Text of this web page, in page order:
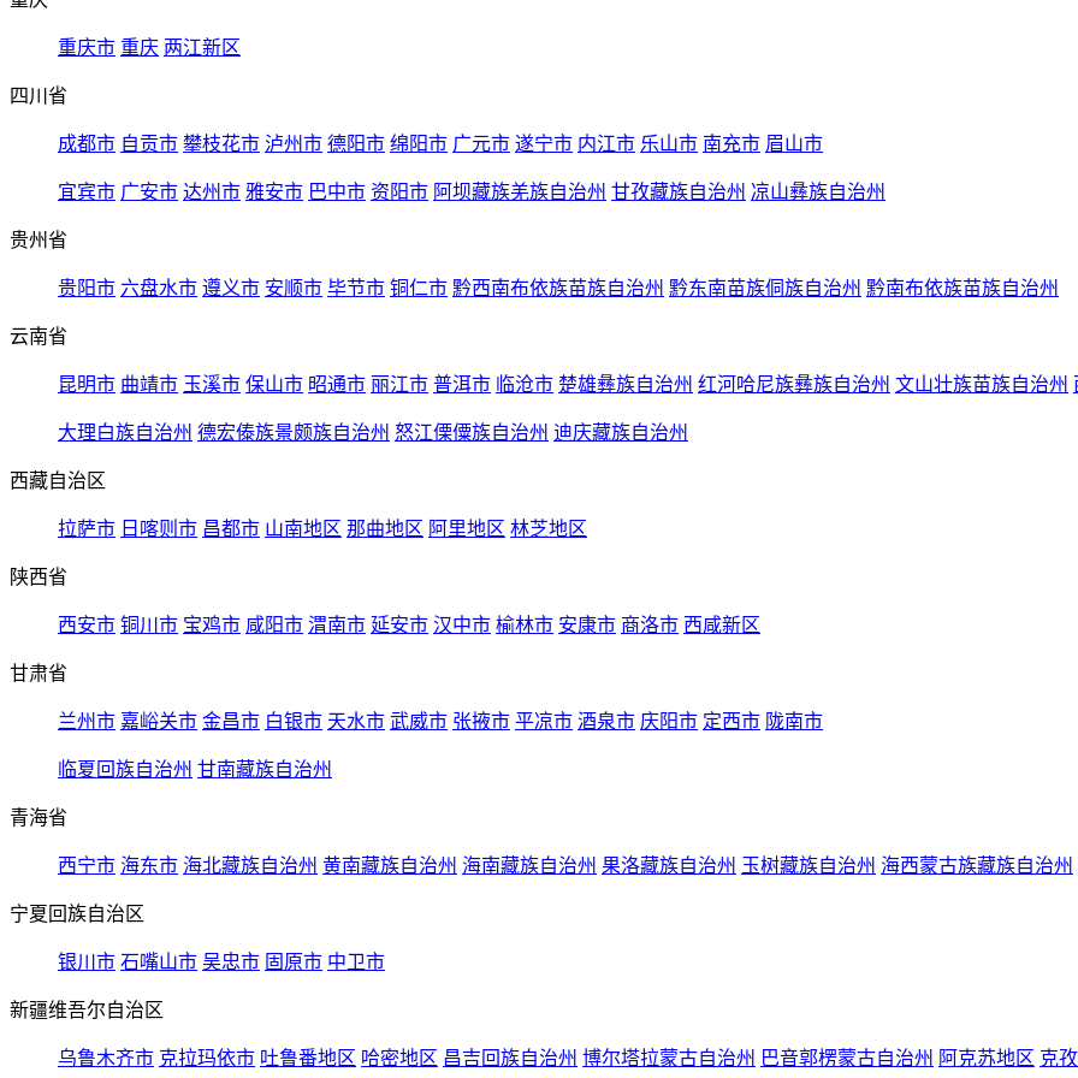
重庆市 重庆 两江新区
四川省
成都市 自贡市 攀枝花市 泸州市 德阳市 绵阳市 广元市 遂宁市 内江市 乐山市 南充市 眉山市
宜宾市 广安市 达州市 雅安市 巴中市 资阳市 阿坝藏族羌族自治州 甘孜藏族自治州 凉山彝族自治州
贵州省
贵阳市 六盘水市 遵义市 安顺市 毕节市 铜仁市 黔西南布依族苗族自治州 黔东南苗族侗族自治州 黔南布依族苗族自治州
云南省
昆明市 曲靖市 玉溪市 保山市 昭通市 丽江市 普洱市 临沧市 楚雄彝族自治州 红河哈尼族彝族自治州 文山壮族苗族自治州
大理白族自治州 德宏傣族景颇族自治州 怒江傈僳族自治州 迪庆藏族自治州
西藏自治区
拉萨市 日喀则市 昌都市 山南地区 那曲地区 阿里地区 林芝地区
陕西省
西安市 铜川市 宝鸡市 咸阳市 渭南市 延安市 汉中市 榆林市 安康市 商洛市 西咸新区
甘肃省
兰州市 嘉峪关市 金昌市 白银市 天水市 武威市 张掖市 平凉市 酒泉市 庆阳市 定西市 陇南市
临夏回族自治州 甘南藏族自治州
青海省
西宁市 海东市 海北藏族自治州 黄南藏族自治州 海南藏族自治州 果洛藏族自治州 玉树藏族自治州 海西蒙古族藏族自治州
宁夏回族自治区
银川市 石嘴山市 吴忠市 固原市 中卫市
新疆维吾尔自治区
乌鲁木齐市 克拉玛依市 吐鲁番地区 哈密地区 昌吉回族自治州 博尔塔拉蒙古自治州 巴音郭楞蒙古自治州 阿克苏地区 克